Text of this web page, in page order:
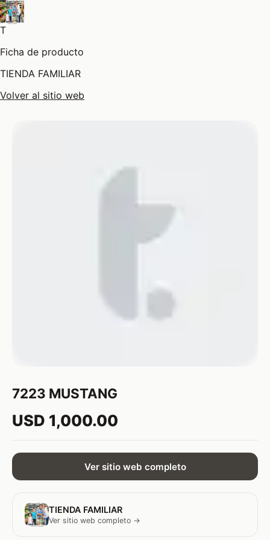
T
Ficha de producto
TIENDA FAMILIAR
Volver al sitio web
7223 MUSTANG
USD 1,000.00
Ver sitio web completo
TIENDA FAMILIAR
Ver sitio web completo →